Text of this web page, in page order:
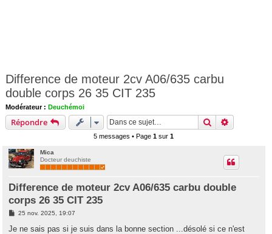
Difference de moteur 2cv A06/635 carbu
double corps 26 35 CIT 235
Modérateur : Deuchémoi
Répondre Rechercher
5 messages • Page1 sur1
Mica
Docteur deuchiste
Difference de moteur 2cv A06/635 carbu double
corps 26 35 CIT 235
M
s
25 nov. 2025, 19:07
Je ne sais pas si je suis dans la bonne section ...désolé si ce n'est